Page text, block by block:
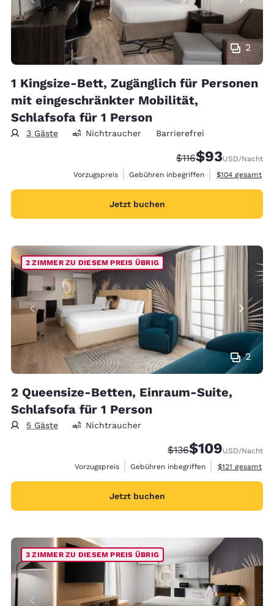
2
1 Kingsize-Bett, Zugänglich für Personen
mit eingeschränkter Mobilität,
Schlafsofa für 1 Person
3 Gäste Nichtraucher Barrierefrei
Durchgestrichener
$116Vergünstigter
$93USD/Nacht
Vorzugspreis
Gebühren inbegriffen Geschätzte
$104 gesamt
Jetzt buchen
2
2 ZIMMER ZU DIESEM PREIS ÜBRIG
2 Queensize-Betten, Einraum-Suite,
Schlafsofa für 1 Person
5 Gäste Nichtraucher
Durchgestrichener
$136Vergünstigter
$109USD/Nacht
Vorzugspreis
Gebühren inbegriffen Geschätzte
$121 gesamt
Jetzt buchen
3 ZIMMER ZU DIESEM PREIS ÜBRIG